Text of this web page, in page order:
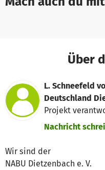
Über
L. Schneefeld
Deutschland
Projekt
Nachricht
Wir sind der
NABU Dietzenbach e. V.